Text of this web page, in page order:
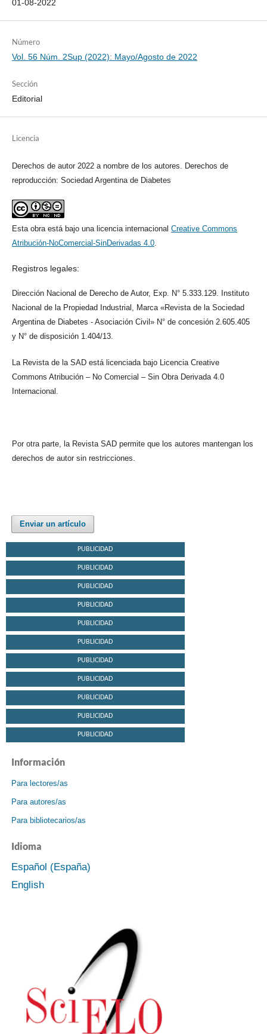
01-08-2022
Número
Vol. 56 Núm. 2Sup (2022): Mayo/Agosto de 2022
Sección
Editorial
Licencia
Derechos de autor 2022 a nombre de los autores. Derechos de
reproducción: Sociedad Argentina de Diabetes
Esta obra está bajo una licencia internacional Creative Commons
Atribución-NoComercial-SinDerivadas 4.0.
Registros legales:
Dirección Nacional de Derecho de Autor, Exp. N° 5.333.129. Instituto
Nacional de la Propiedad Industrial, Marca «Revista de la Sociedad
Argentina de Diabetes - Asociación Civil» N° de concesión 2.605.405
y N° de disposición 1.404/13.
La Revista de la SAD está licenciada bajo Licencia Creative
Commons Atribución – No Comercial – Sin Obra Derivada 4.0
Internacional.
Por otra parte, la Revista SAD permite que los autores mantengan los
derechos de autor sin restricciones.
Enviar un artículo
PUBLICIDAD
PUBLICIDAD
PUBLICIDAD
PUBLICIDAD
PUBLICIDAD
PUBLICIDAD
PUBLICIDAD
PUBLICIDAD
PUBLICIDAD
PUBLICIDAD
PUBLICIDAD
Información
Para lectores/as
Para autores/as
Para bibliotecarios/as
Idioma
Español (España)
English